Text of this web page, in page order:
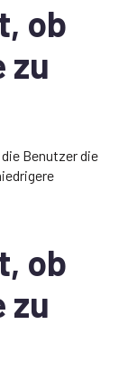
ob
zu
Benutzer die
ob
zu